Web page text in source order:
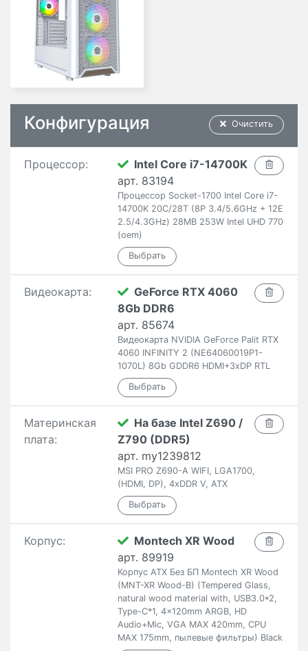
Очистить
Конфигурация
Процессор:
Intel Core i7-14700K
арт. 83194
Процессор Socket-1700 Intel Core i7-
14700K 20C/28T (8P 3.4/5.6GHz + 12E
2.5/4.3GHz) 28MB 253W Intel UHD 770
(oem)
Видеокарта:
GeForce RTX 4060
8Gb DDR6
арт. 85674
Видеокарта NVIDIA GeForce Palit RTX
4060 INFINITY 2 (NE64060019P1-
1070L) 8Gb GDDR6 HDMI+3xDP RTL
Материнская
плата:
На базе Intel Z690 /
Z790 (DDR5)
арт. my1239812
MSI PRO Z690-A WIFI, LGA1700,
(HDMI, DP), 4xDDR V, ATX
Корпус:
Montech XR Wood
арт. 89919
Корпус ATX Без БП Montech XR Wood
(MNT-XR Wood-B) (Tempered Glass,
natural wood material with, USB3.0*2,
Type-C*1, 4x120mm ARGB, HD
Audio+Mic, VGA MAX 420mm, CPU
MAX 175mm, пылевые фильтры) Black